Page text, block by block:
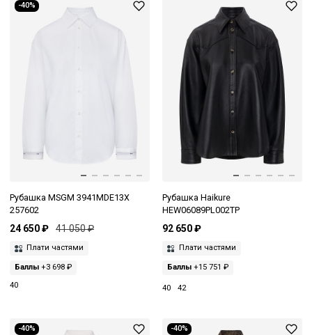
-40%
Рубашка MSGM 3941MDE13X
257602
24 650 ₽ 41 050 ₽
Плати частями
Баллы +3 698 ₽
40
Рубашка Haikure
HEW06089PL002TP
92 650 ₽
Плати частями
Баллы+15 751 ₽
40 42
-40% -40%